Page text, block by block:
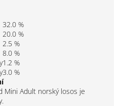
32.0 %
20.0 %
2.5 %
8.0 %
1.2 %
3.0 %
Mini Adult norský losos je